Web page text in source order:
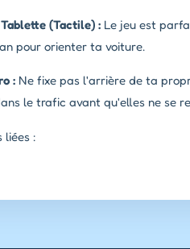
(Tactile) : Le jeu est
pour orienter ta voiture.
: Ne fixe pas l'arrière de ta
le trafic avant qu'elles ne se
liées :